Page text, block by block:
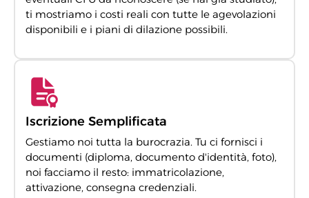
ti mostriamo i costi reali con tutte le agevolazioni
disponibili e i piani di dilazione possibili.
Iscrizione Semplificata
Gestiamo noi tutta la burocrazia. Tu ci fornisci i
documenti (diploma, documento d'identità, foto),
noi facciamo il resto: immatricolazione,
attivazione, consegna credenziali.